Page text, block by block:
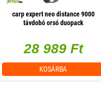
carp expert neo distance 9000
távdobó orsó duopack
28 989 Ft
KOSÁRBA